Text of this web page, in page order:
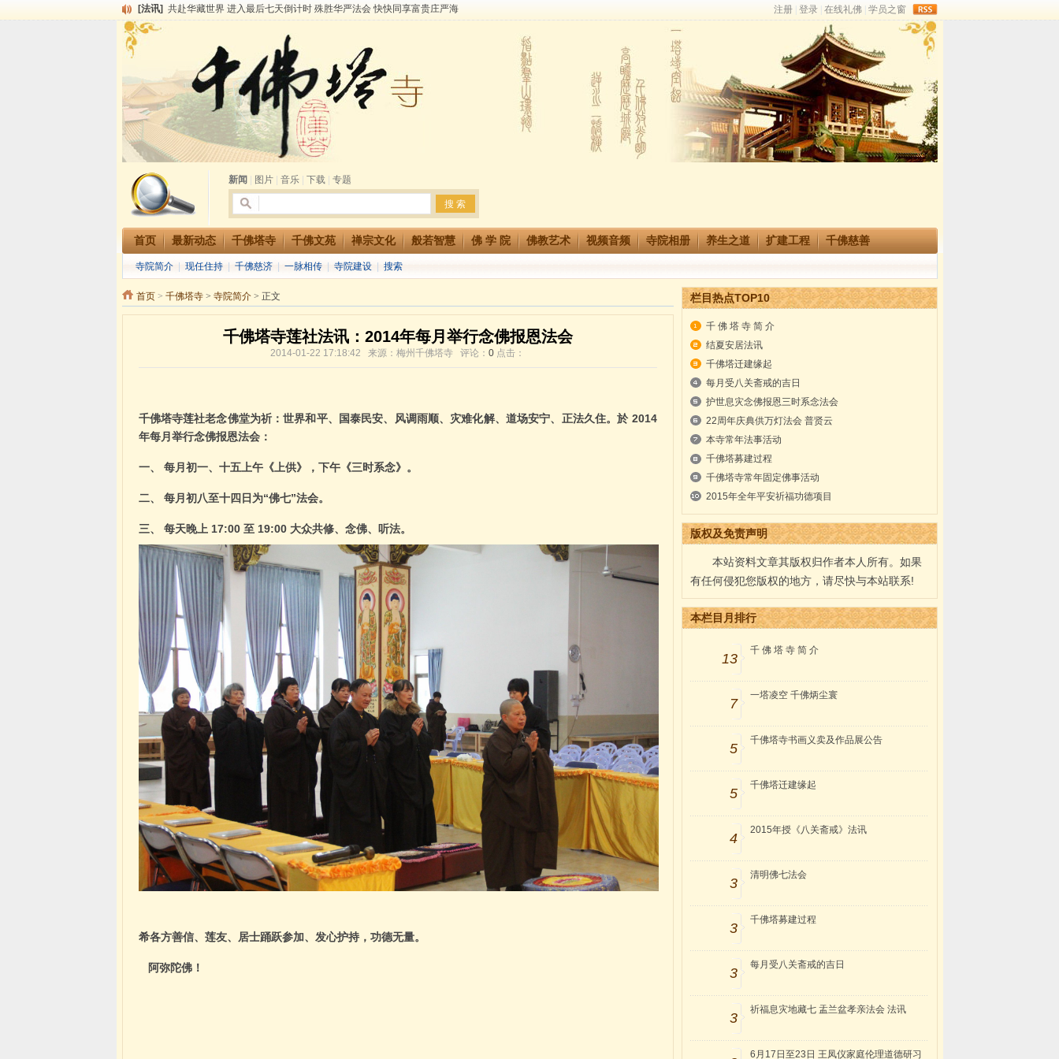
[法讯] 共赴华藏世界 进入最后七天倒计时 殊胜华严法会 快快同享富贵庄严海
[法讯]
[法讯]
本寺方丈上明下慧尼和尚开讲《六祖坛经》
2015-3-26师父于法堂对大众的开示
[法讯] 广东千佛塔寺云门佛学院女众部 2016年招生简章
[法讯]
恭请海涛法师莅临千佛塔寺弘法
[法讯] 2014年七月大法会 祈福息灾地藏七 冥阳两利普渡群蒙盂兰盆
[法讯] 千佛塔寺云门佛学院女众部2014年招生简章
[法讯] 千佛塔寺兴建佛学院综合大楼缘起
新闻 图片| 音乐| 下载| 专题
首页 最新动态 千佛塔寺 千佛文苑 禅宗文化 般若智慧 佛 学 院 佛教艺术 视频音频 寺院相册 养生之道 扩建工程 千佛慈善
寺院简介 现任住持 千佛慈济 一脉相传 寺院建设 搜索
首页> 千佛塔寺> 寺院简介> 正文
千佛塔寺莲社法讯：2014年每月举行念佛报恩法会
2014-01-22 17:18:42 来源：梅州千佛塔寺 评论： 0 点击：
千佛塔寺莲社老念佛堂为祈：世界和平、国泰民安、风调雨顺、灾难化解、道场安宁、正法久住。於 2014
年每月举行念佛报恩法会：
一、 每月初一、十五上午《上供》，下午《三时系念》。
二、 每月初八至十四日为“佛七”法会。
三、 每天晚上 17:00 至 19:00 大众共修、念佛、听法。
希各方善信、莲友、居士踊跃参加、发心护持，功德无量。
阿弥陀佛！
栏目热点TOP10
千 佛 塔 寺 简 介
结夏安居法讯
千佛塔迁建缘起
每月受八关斋戒的吉日
护世息灾念佛报恩三时系念法会
22周年庆典供万灯法会 普贤云
本寺常年法事活动
千佛塔募建过程
千佛塔寺常年固定佛事活动
2015年全年平安祈福功德项目
版权及免责声明
本站资料文章其版权归作者本人所有。如果
有任何侵犯您版权的地方，请尽快与本站联系!
本栏目月排行
13
千 佛 塔 寺 简 介
7
一塔凌空 千佛炳尘寰
5
千佛塔寺书画义卖及作品展公告
5
千佛塔迁建缘起
4
2015年授《八关斋戒》法讯
3
清明佛七法会
3
千佛塔募建过程
3
每月受八关斋戒的吉日
3
祈福息灾地藏七 盂兰盆孝亲法会 法讯
6月17日至23日 王凤仪家庭伦理道德研习